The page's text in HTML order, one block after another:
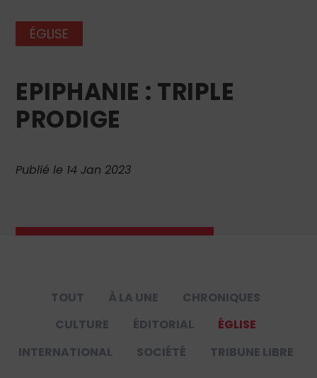
ÉGLISE
EPIPHANIE : TRIPLE
PRODIGE
Publié le 14 Jan 2023
TOUT À LA UNE
CHRONIQUES
CULTURE
ÉDITORIAL
ÉGLISE
INTERNATIONAL
SOCIÉTÉ TRIBUNE LIBRE